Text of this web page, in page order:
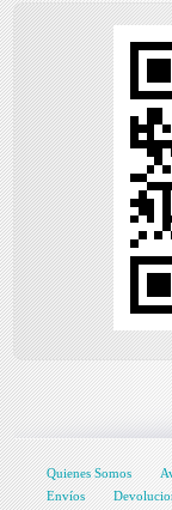
Quienes Somos
Envíos